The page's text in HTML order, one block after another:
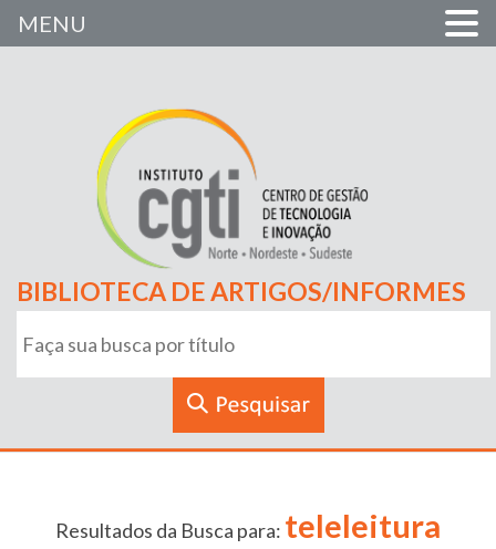
BIBLIOTECA DE ARTIGOS/INFORMES
Resultados da Busca para: teleleitura
MENU